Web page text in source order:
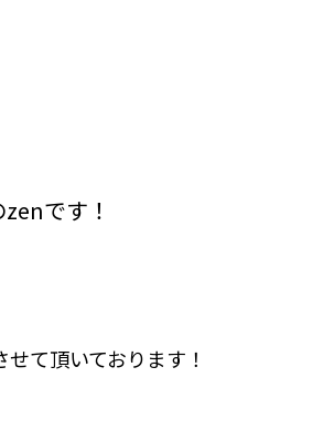
です！
て頂いております！